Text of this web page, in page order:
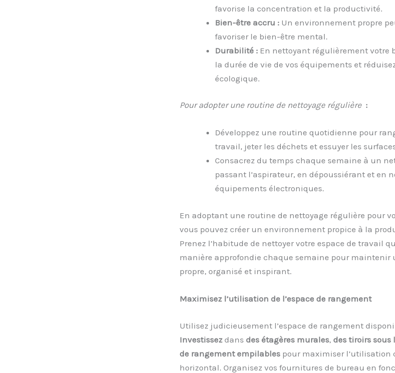
favorise la concentration et la productivité.
Bien-être accru :Un environnement propre
favoriser le bien-être mental.
Durabilité :En nettoyant régulièrement votre
la durée de vie de vos équipements et
écologique.
Pour adopter une routine de nettoyage régulière :
Développez une routine quotidienne pour
travail, jeter les déchets et essuyer les
Consacrez du temps chaque semaine à un
passant l’aspirateur, en dépoussiérant et en
équipements électroniques.
En adoptant une routine de nettoyage régulière pour
vous pouvez créer un environnement propice à la
Prenez l’habitude de nettoyer votre espace de travail
manière approfondie chaque semaine pour maintenir
propre, organisé et inspirant.
Maximisez l’utilisation de l’espace de rangement
Utilisez judicieusement l’espace de rangement
Investissezdans des étagères murales, des tiroirs sous
de rangement empilablespour maximiser l’utilisation
horizontal. Organisez vos fournitures de bureau en